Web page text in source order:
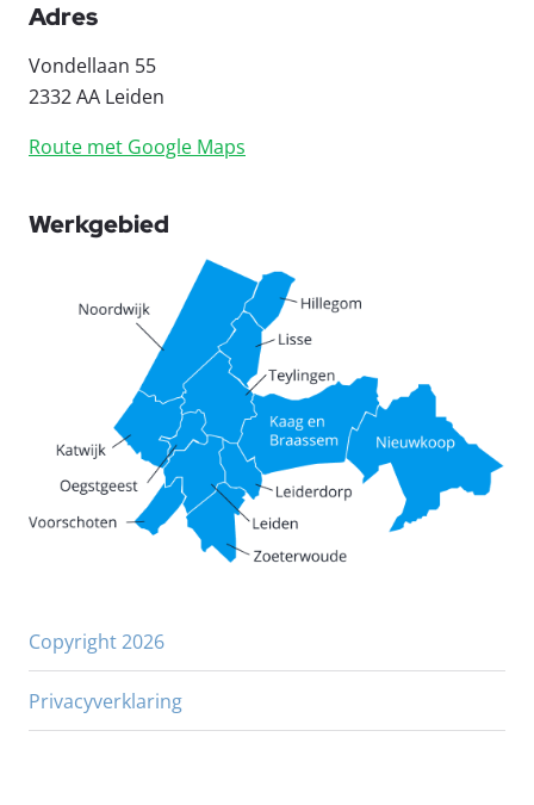
Adres
Vondellaan 55
2332 AA Leiden
Route met Google Maps
Werkgebied
Copyright 2026
Privacyverklaring